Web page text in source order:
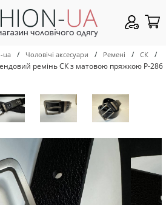
ua / Чоловічі аксесуари / Ремені / СК
/
ремінь СК з матовою пряжкою Р-286